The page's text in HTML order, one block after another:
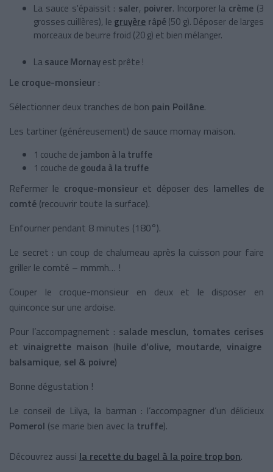
La sauce s'épaissit : saler, poivrer. Incorporer la crème (3
grosses cuillères), le gruyère râpé(50 g). Déposer de larges
morceaux de beurre froid (20 g) et bien mélanger.
Lasauce Mornayest prête !
Le croque-monsieur :
Sélectionner deux tranches de bon pain Poilâne.
Les tartiner (généreusement) de sauce mornay maison.
1 couche de jambon à la truffe
1 couche de gouda à la truffe
Refermer le croque-monsieuret déposer des lamelles de
comté (recouvrir toute la surface).
Enfourner pendant 8 minutes (180°).
Le secret : un coup de chalumeau après la cuisson pour faire
griller le comté – mmmh… !
Couper le croque-monsieur en deux et le disposer en
quinconce sur une ardoise.
Pour l’accompagnement : salade mesclun, tomates cerises
et vinaigrette maison (huile d’olive, moutarde,vinaigre
balsamique, sel & poivre)
Bonne dégustation !
Le conseil de Lilya, la barman : l’accompagner d’un délicieux
Pomerol (se marie bien avec la truffe).
Découvrez aussi la recette du bagel à la poire trop bon.